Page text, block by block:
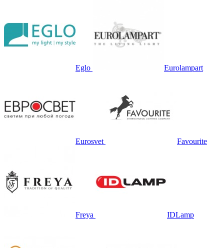
Eglo Eurolampart
Eurosvet Favourite
Freya IDLamp